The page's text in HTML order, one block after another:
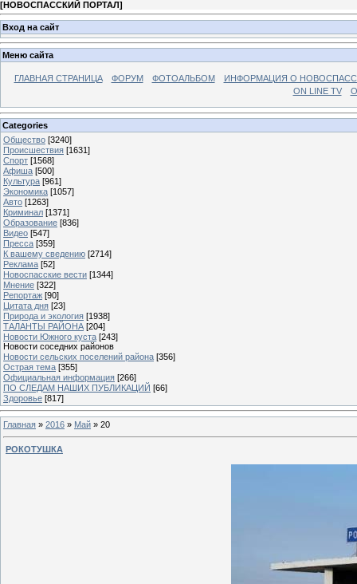
[НОВОСПАССКИЙ ПОРТАЛ]
Вход на сайт
Меню сайта
ГЛАВНАЯ СТРАНИЦА ФОРУМ ФОТОАЛЬБОМ
ИНФОРМАЦИЯ О
ON LINE TV
Categories
Общество [3240]
Происшествия [1631]
Спорт [1568]
Афиша [500]
Культура [961]
Экономика [1057]
Авто [1263]
Криминал [1371]
Образование [836]
Видео [547]
Пресса [359]
К вашему сведению [2714]
Реклама [52]
Новоспасские вести [1344]
Мнение [322]
Репортаж [90]
Цитата дня [23]
Природа и экология [1938]
ТАЛАНТЫ РАЙОНА [204]
Новости Южного куста [243]
Новости соседних районов
Новости сельских поселений района [356]
Острая тема [355]
Официальная информация [266]
ПО СЛЕДАМ НАШИХ ПУБЛИКАЦИЙ [66]
Здоровье [817]
Главная » 2016 » Май » 20
РОКОТУШКА